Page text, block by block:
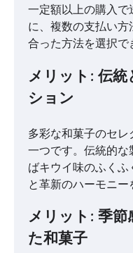
一定額以上の購入で
に、複数の支払い
合った方法を選択で
メリット: 伝
ション
多彩な和菓子のセ
一つです。伝統的な
ばキウイ味のふく
と革新のハーモニー
メリット: 季
た和菓子